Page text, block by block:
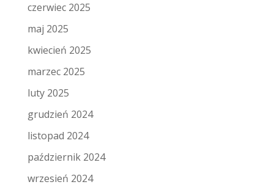
czerwiec 2025
maj 2025
kwiecień 2025
marzec 2025
luty 2025
grudzień 2024
listopad 2024
październik 2024
wrzesień 2024